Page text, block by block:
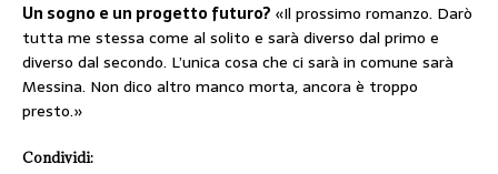
Un sogno e un progetto futuro? «Il prossimo romanzo. Darò
tutta me stessa come al solito e sarà diverso dal primo e
diverso dal secondo. L’unica cosa che ci sarà in comune sarà
Messina. Non dico altro manco morta, ancora è troppo
presto.»
Condividi: